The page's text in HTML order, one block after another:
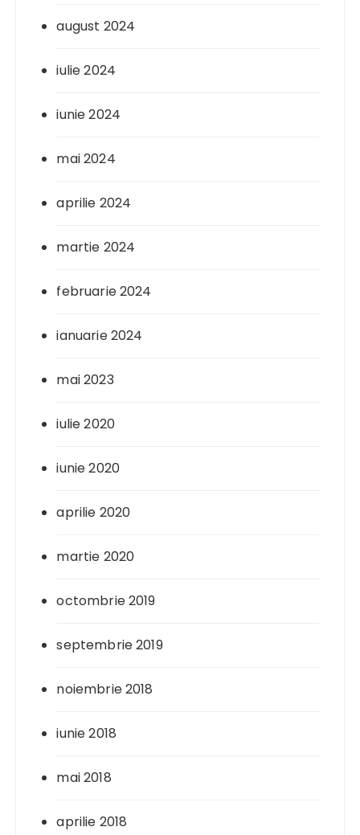
august 2024
iulie 2024
iunie 2024
mai 2024
aprilie 2024
martie 2024
februarie 2024
ianuarie 2024
mai 2023
iulie 2020
iunie 2020
aprilie 2020
martie 2020
octombrie 2019
septembrie 2019
noiembrie 2018
iunie 2018
mai 2018
aprilie 2018